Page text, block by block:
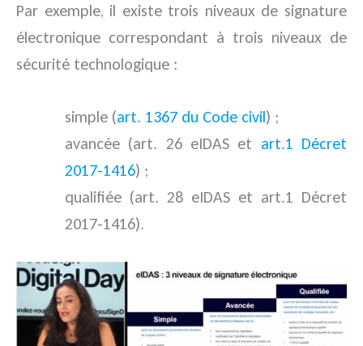
Par exemple, il existe trois niveaux de signature
électronique correspondant à trois niveaux de
sécurité technologique :
simple (art. 1367 du Code civil) ;
avancée (art. 26 eIDAS et art.1 Décret
2017-1416) ;
qualifiée (art. 28 eIDAS et art.1 Décret
2017-1416).